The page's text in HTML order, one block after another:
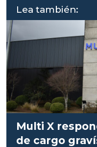
Lea también:
Multi X
de cargo